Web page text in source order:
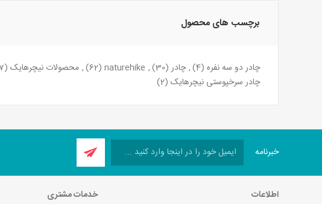
برچسب های محصول
چادر دو سه نفره (4)
, چادر (30)
,
naturehike
(62)
, محصولات نیچرهایک (47)
چادر سرخپوستی نیچرهایک (2)
خبرنامه
اطلاعات
خدمات مشتری